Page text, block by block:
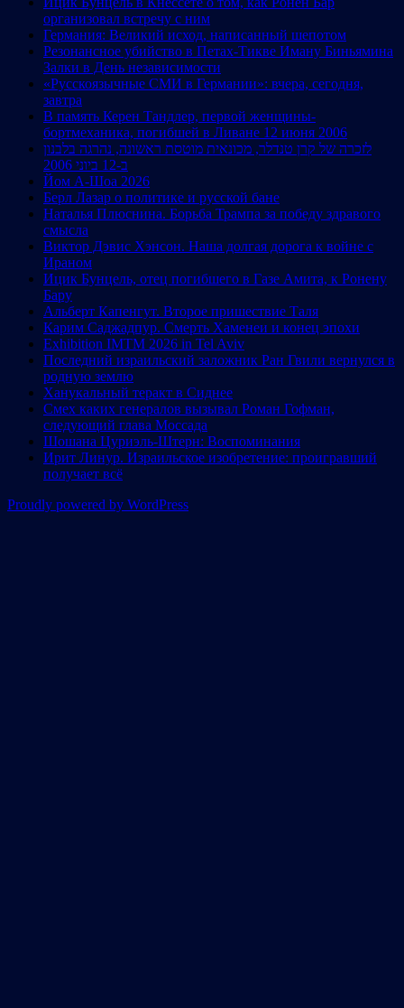
организовал встречу с ним
Германия: Великий исход, написанный шепотом
Резонансное убийство в Петах-Тикве Иману Биньямина
Залки в День независимости
«Русскоязычные СМИ в Германии»: вчера, сегодня,
завтра
В память Керен Тандлер, первой женщины-
бортмеханика, погибшей в Ливане 12 июня 2006
לזכרה של קרן טנדלר, מכונאית מוטסת ראשונה, נהרגה בלבנון
ב-12 ביוני 2006
Йом А-Шоа 2026
Берл Лазар о политике и русской бане
Наталья Плюснина. Борьба Трампа за победу здравого
смысла
Виктор Дэвис Хэнсон. Наша долгая дорога к войне с
Ираном
Ицик Бунцель, отец погибшего в Газе Амита, к Ронену
Бару
Альберт Капенгут. Второе пришествие Таля
Карим Саджадпур. Смерть Хаменеи и конец эпохи
Exhibition IMTM 2026 in Tel Aviv
Последний израильский заложник Ран Гвили вернулся в
родную землю
Ханукальный теракт в Сиднее
Смех каких генералов вызывал Роман Гофман,
следующий глава Моссада
Шошана Цуриэль-Штерн: Воспоминания
Ирит Линур. Израильское изобретение: проигравший
получает всё
Proudly powered by WordPress